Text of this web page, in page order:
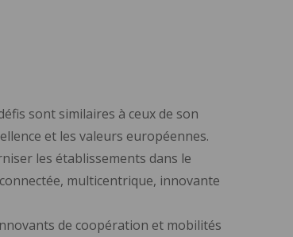
sont similaires à ceux de son
et les valeurs européennes.
les établissements dans le
multicentrique, innovante
de coopération et mobilités